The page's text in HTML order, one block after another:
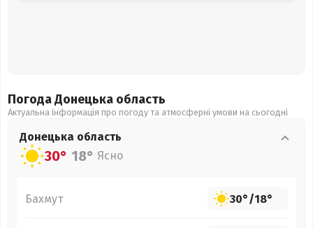
Погода Донецька область
Актуальна інформація про погоду та атмосферні умови на сьогодні
Донецька область
30° 18° Ясно
Бахмут 30°/18°